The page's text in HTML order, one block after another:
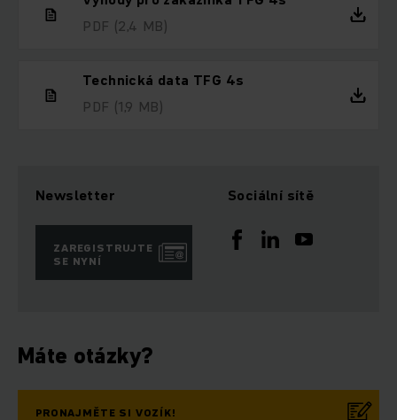
PDF (2,4 MB)
Technická data TFG 4s
PDF (1,9 MB)
Newsletter
ZAREGISTRUJTE
SE NYNÍ
Sociální sítě
Máte otázky?
PRONAJMĚTE SI VOZÍK!